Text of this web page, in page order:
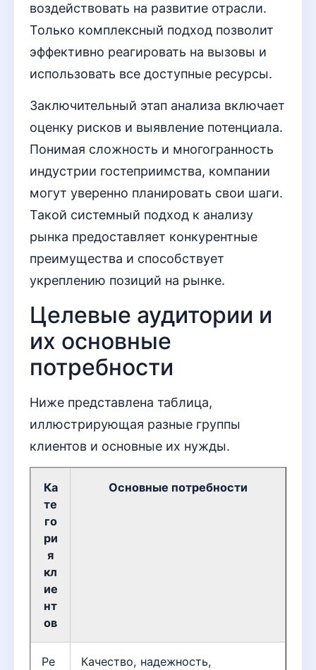
воздействовать на развитие отрасли.
Только комплексный подход позволит
эффективно реагировать на вызовы и
использовать все доступные ресурсы.
Заключительный этап анализа включает
оценку рисков и выявление потенциала.
Понимая сложность и многогранность
индустрии гостеприимства, компании
могут уверенно планировать свои шаги.
Такой системный подход к анализу
рынка предоставляет конкурентные
преимущества и способствует
укреплению позиций на рынке.
Целевые аудитории и
их основные
потребности
Ниже представлена таблица,
иллюстрирующая разные группы
клиентов и основные их нужды.
Ка
те
го
ри
я
кл
ие
нт
ов
Основные потребности
Ре
Качество, надежность,